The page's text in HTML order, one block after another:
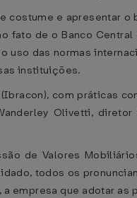
e apresentar
de o Banco
uso das normas
instituições.
com práticas
Olivetti,
de Valores
todos os
empresa que adotar